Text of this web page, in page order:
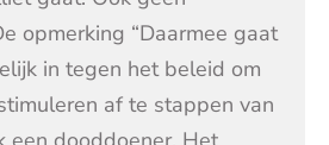
opmerking “Daarmee gaat
in tegen het beleid om
af te stappen van